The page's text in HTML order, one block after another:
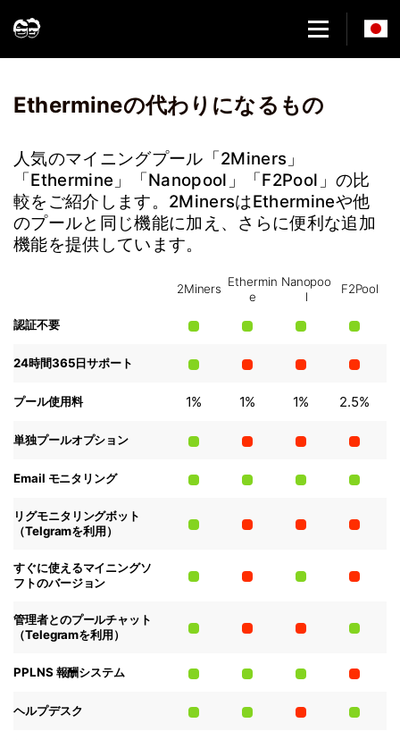
Ethermineの代わりになるもの
人気のマイニングプール「2Miners」
「Ethermine」「Nanopool」「F2Pool」の比
較をご紹介します。2MinersはEthermineや他
のプールと同じ機能に加え、さらに便利な追加
機能を提供しています。
2Miners Ethermin
e
Nanopoo
l
F2Pool
認証不要
24時間365日サポート
プール使用料 1% 1% 1% 2.5%
単独プールオプション
Email モニタリング
リグモニタリングボット
（Telgramを利用）
すぐに使えるマイニングソ
フトのバージョン
管理者とのプールチャット
（Telegramを利用）
PPLNS 報酬システム
ヘルプデスク